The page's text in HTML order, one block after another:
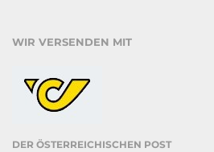
WIR VERSENDEN MIT
DER ÖSTERREICHISCHEN POST